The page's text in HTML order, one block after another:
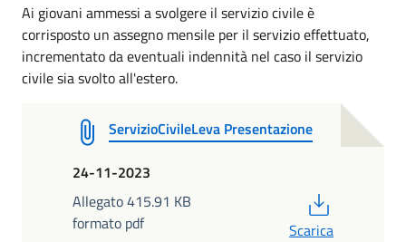
Ai giovani ammessi a svolgere il servizio civile è
corrisposto un assegno mensile per il servizio effettuato,
incrementato da eventuali indennità nel caso il servizio
civile sia svolto all'estero.
ServizioCivileLeva Presentazione
24-11-2023
Allegato 415.91 KB
formato pdf
Scarica